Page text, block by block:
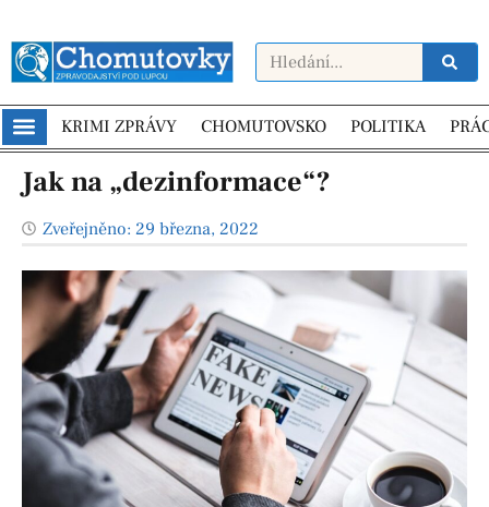
KRIMI ZPRÁVY CHOMUTOVSKO POLITIKA
Jak na „dezinformace“?
Zveřejněno: 29 března, 2022